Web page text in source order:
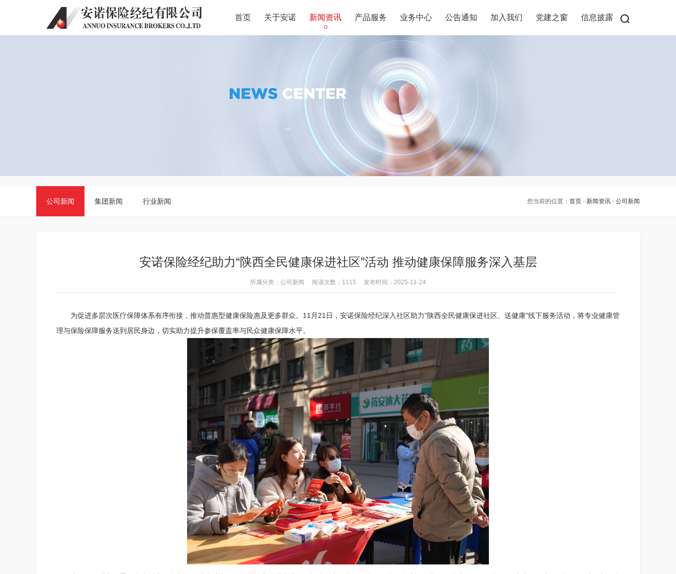
首页 关于安诺 新闻资讯 产品服务 业务中心 公告通知 加入我们 党建之窗 信息披露
公司新闻 集团新闻 行业新闻 您当前的位置： 首页 - 新闻资讯 - 公司新闻
安诺保险经纪助力“陕西全民健康保进社区”活动 推动健康保障服务深入基层
所属分类：公司新闻 阅读次数：1115 发布时间：2025-11-24
为促进多层次医疗保障体系有序衔接，推动普惠型健康保险惠及更多群众。11月21日，安诺保险经纪深入社区助力"陕西全民健康保进社区、送健康"线下服务活动，将专业健康管
理与保险保障服务送到居民身边，切实助力提升参保覆盖率与民众健康保障水平。